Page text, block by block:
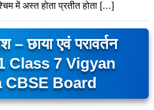
में अस्त होता प्रतीत होता […]
छाया एवं परावर्तन
Class 7 Vigyan
CBSE Board